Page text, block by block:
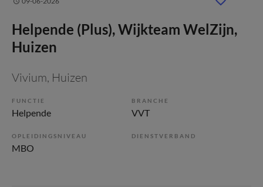
Helpende (Plus), Wijkteam WelZijn,
Huizen
Vivium, Huizen
FUNCTIE
Helpende
BRANCHE
VVT
OPLEIDINGSNIVEAU
MBO
DIENSTVERBAND